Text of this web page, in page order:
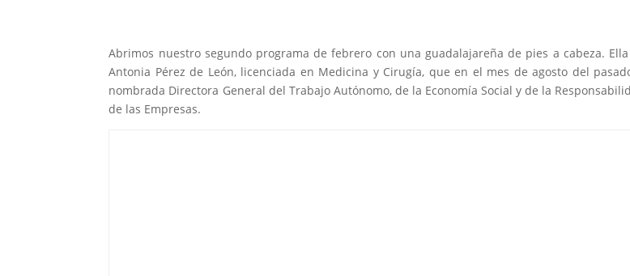
Abrimos nuestro segundo programa de febrero con una guadalajareña de pies a cabeza.
Antonia Pérez de León, licenciada en Medicina y Cirugía, que en el mes de agosto del
nombrada Directora General del Trabajo Autónomo, de la Economía Social y de la
de las Empresas.